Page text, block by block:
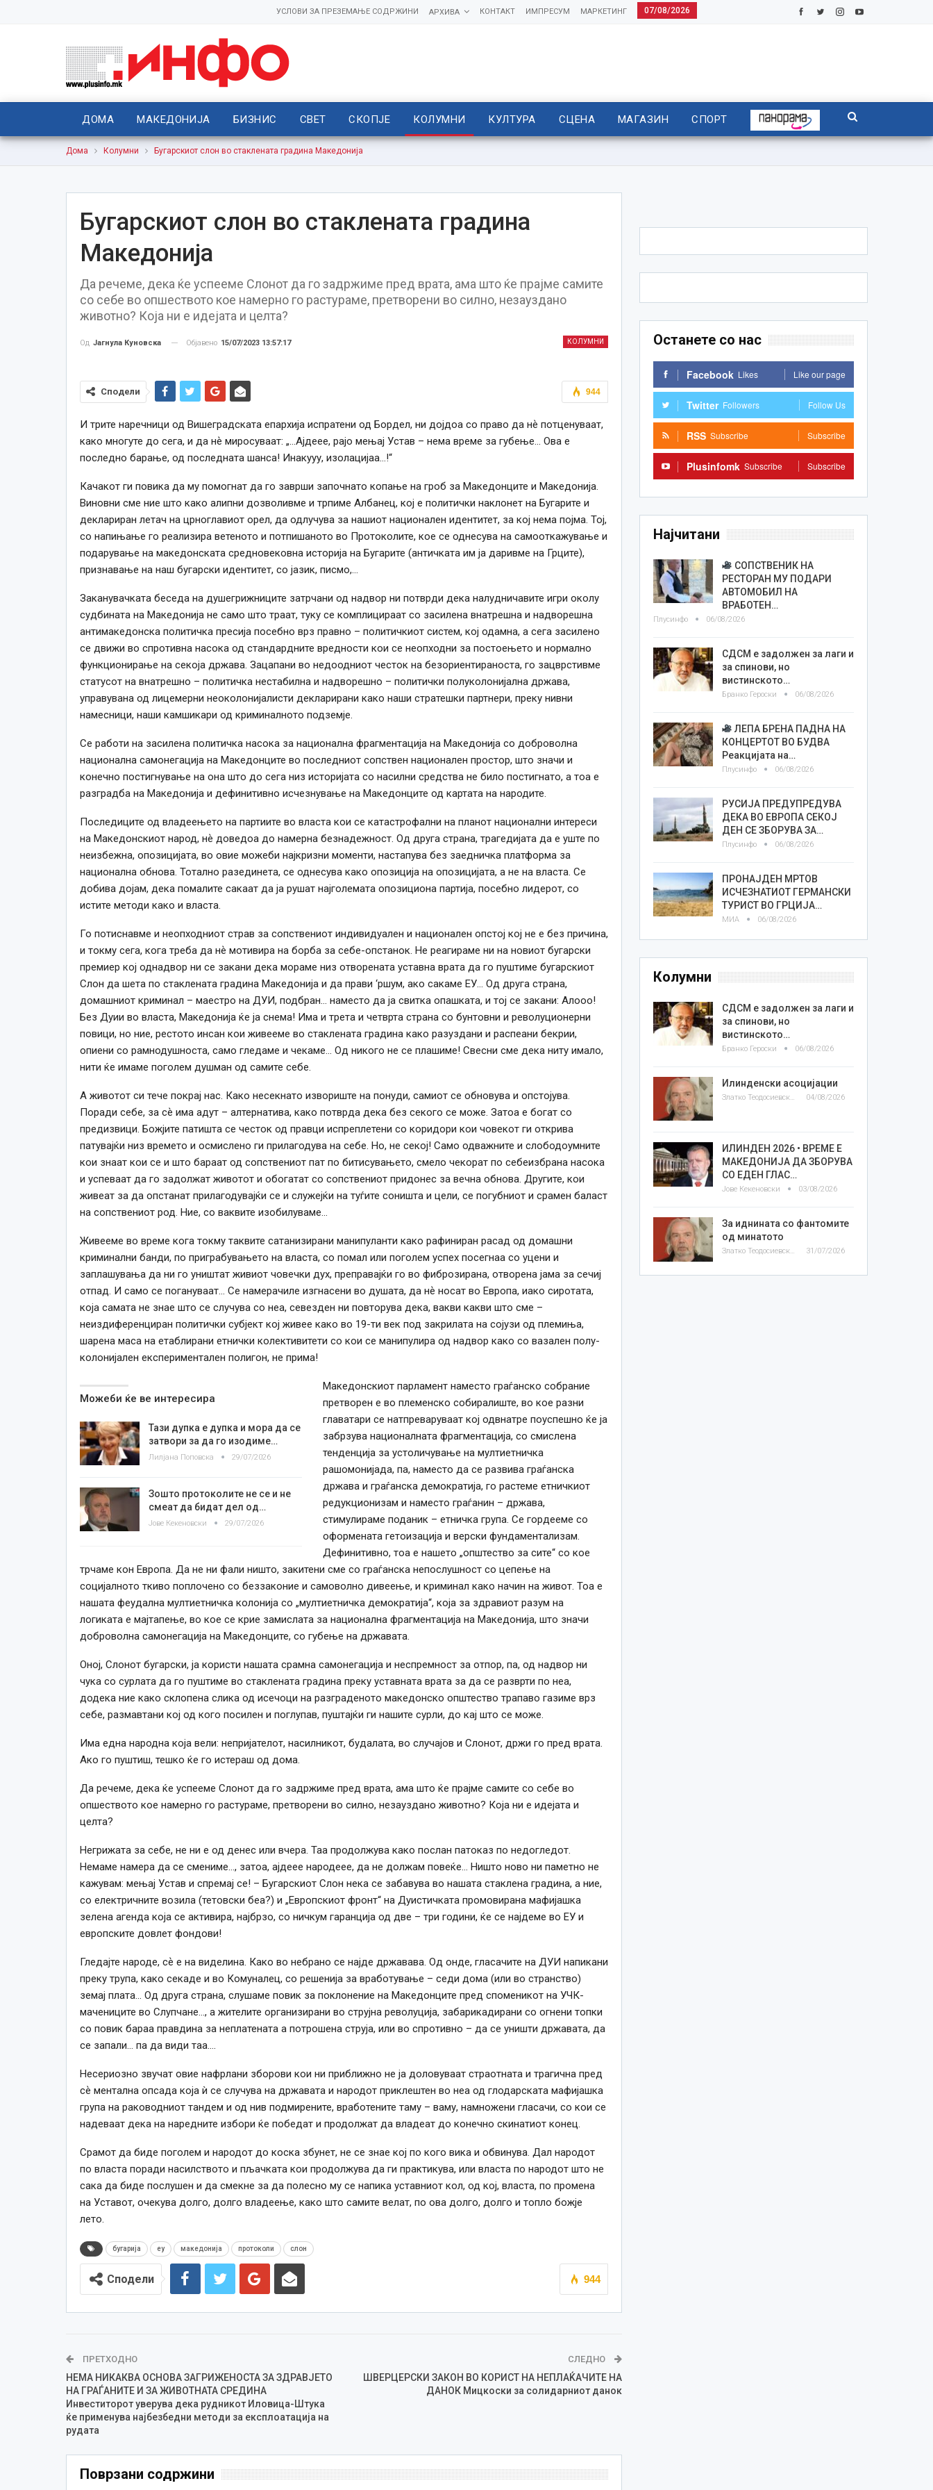
07/08/2026
МАРКЕТИНГ
ИМПРЕСУМ
КОНТАКТ
АРХИВА
УСЛОВИ ЗА ПРЕЗЕМАЊЕ СОДРЖИНИ
ДОМА МАКЕДОНИЈА БИЗНИС СВЕТ СКОПЈЕ КОЛУМНИ КУЛТУРА СЦЕНА МАГАЗИН СПОРТ
Дома Колумни Бугарскиот слон во стаклената градина Македонија
Бугарскиот слон во стаклената градина
Македонија
Да речеме, дека ќе успееме Слонот да го задржиме пред врата, ама што ќе прајме самите
со себе во опшеството кое намерно го растураме, претворени во силно, незауздано
животно? Која ни е идејата и целта?
КОЛУМНИ
Од Јагнула Куновска Објавено 15/07/2023 13:57:17
944
Сподели
И трите наречници од Вишеградската епархија испратени од Бордел, ни дојдоа со право да нѐ потценуваат,
како многуте до сега, и да нѐ миросуваат: „…Ајдеее, рајо мењај Устав – нема време за губење… Ова е
последно барање, од последната шанса! Инакууу, изолацијаа…!“
Качакот ги повика да му помогнат да го заврши започнато копање на гроб за Македонците и Македонија.
Виновни сме ние што како алипни дозволивме и трпиме Албанец, кој е политички наклонет на Бугарите и
деклариран летач на црноглавиот орел, да одлучува за нашиот национален идентитет, за кој нема појма. Тој,
со напињање го реализира ветеното и потпишаното во Протоколите, кое се однесува на самооткажување и
подарување на македонската средновековна историја на Бугарите (античката им ја даривме на Грците),
признавање на наш бугарски идентитет, со јазик, писмо,…
Заканувачката беседа на душегрижниците затрчани од надвор ни потврди дека налудничавите игри околу
судбината на Македонија не само што траат, туку се комплицираат со засилена внатрешна и надворешна
антимакедонска политичка пресија посебно врз правно – политичкиот систем, кој одамна, а сега засилено
се движи во спротивна насока од стандардните вредности кои се неопходни за постоењето и нормално
функционирање на секоја држава. Зацапани во недоодниот честок на безориентираноста, го зацврстивме
статусот на внатрешно – политичка нестабилна и надворешно – политички полуколонијална држава,
управувана од лицемерни неоколонијалисти декларирани како наши стратешки партнери, преку нивни
намесници, наши камшикари од криминалното подземје.
Се работи на засилена политичка насока за национална фрагментација на Македонија со доброволна
национална самонегација на Македонците во последниот сопствен национален простор, што значи и
конечно постигнување на она што до сега низ историјата со насилни средства не било постигнато, а тоа е
разградба на Македонија и дефинитивно исчезнување на Македонците од картата на народите.
Последиците од владеењето на партиите во власта кои се катастрофални на планот национални интереси
на Македонскиот народ, нѐ доведоа до намерна безнадежност. Од друга страна, трагедијата да е уште по
неизбежна, опозицијата, во овие можеби најкризни моменти, настапува без заедничка платформа за
национална обнова. Тотално разединета, се однесува како опозиција на опозицијата, а не на власта. Се
добива дојам, дека помалите сакаат да ја рушат најголемата опозициона партија, посебно лидерот, со
истите методи како и власта.
Го потиснавме и неопходниот страв за сопствениот индивидуален и национален опстој кој не е без причина,
и токму сега, кога треба да нѐ мотивира на борба за себе-опстанок. Не реагираме ни на новиот бугарски
премиер кој однадвор ни се закани дека мораме низ отворената уставна врата да го пуштиме бугарскиот
Слон да шета по стаклената градина Македонија и да прави ‘ршум, ако сакаме ЕУ… Од друга страна,
домашниот криминал – маестро на ДУИ, подбран… наместо да ја свитка опашката, и тој се закани: Алооо!
Без Дуии во власта, Македонија ќе ја снема! Има и трета и четврта страна со бунтовни и револуционерни
повици, но ние, рестото инсан кои живееме во стаклената градина како разуздани и распеани бекрии,
опиени со рамнодушноста, само гледаме и чекаме… Од никого не се плашиме! Свесни сме дека ниту имало,
нити ќе имаме поголем душман од самите себе.
А животот си тече покрај нас. Како несекнато извориште на понуди, самиот се обновува и опстојува.
Поради себе, за сѐ има адут – алтернатива, како потврда дека без секого се може. Затоа е богат со
предизвици. Божјите патишта се честок од правци испреплетени со коридори кои човекот ги открива
патувајќи низ времето и осмислено ги прилагодува на себе. Но, не секој! Само одважните и слободоумните
кои знаат кои се и што бараат од сопствениот пат по битисувањето, смело чекорат по себеизбрана насока
и успеваат да го задолжат животот и обогатат со сопствениот придонес за вечна обнова. Другите, кои
живеат за да опстанат прилагодувајќи се и служејќи на туѓите соништа и цели, се погубниот и срамен баласт
на сопствениот род. Ние, со ваквите изобилуваме…
Живееме во време кога токму таквите сатанизирани манипуланти како рафиниран расад од домашни
криминални банди, по приграбувањето на власта, со помал или поголем успех посегнаа со уцени и
заплашувања да ни го уништат живиот човечки дух, преправајќи го во фиброзирана, отворена јама за сечиј
отпад. И само се погануваат… Се намерачиле изгнасени во душата, да нѐ носат во Европа, иако сиротата,
која самата не знае што се случува со неа, севезден ни повторува дека, вакви какви што сме –
неиздиференциран политички субјект кој живее како во 19-ти век под закрилата на сојузи од племиња,
шарена маса на етаблирани етнички колективитети со кои се манипулира од надвор како со вазален полу-
колонијален експериментален полигон, не прима!
Можеби ќе ве интересира
Тази дупка е дупка и мора да се
затвори за да го изодиме…
Лилјана Поповска 29/07/2026
Зошто протоколите не се и не
смеат да бидат дел од…
Јове Кекеновски 29/07/2026
Македонскиот парламент наместо граѓанско собрание
претворен е во племенско собиралиште, во кое разни
главатари се натпреваруваат кој одвнатре поуспешно ќе ја
забрзува националната фрагментација, со смислена
тенденција за устоличување на мултиетничка
рашомонијада, па, наместо да се развива граѓанска
држава и граѓанска демократија, го растеме етничкиот
редукционизам и наместо граѓанин – држава,
стимулираме поданик – етничка група. Се гордееме со
оформената гетоизација и верски фундаментализам.
Дефинитивно, тоа е нашето „општество за сите“ со кое
трчаме кон Европа. Да не ни фали ништо, закитени сме со граѓанска непослушност со цепење на
социјалното ткиво поплочено со беззаконие и самоволно дивеење, и криминал како начин на живот. Тоа е
нашата феудална мултиетничка колонија со „мултиетничка демократија“, која за здравиот разум на
логиката е мајтапење, во кое се крие замислата за национална фрагментација на Македонија, што значи
доброволна самонегација на Македонците, со губење на државата.
Оној, Слонот бугарски, ја користи нашата срамна самонегација и неспремност за отпор, па, од надвор ни
чука со сурлата да го пуштиме во стаклената градина преку уставната врата за да се разврти по неа,
додека ние како склопена слика од исечоци на разграденото македонско општество трапаво газиме врз
себе, размавтани кој од кого посилен и поглупав, пуштајќи ги нашите сурли, до кај што се може.
Има една народна која вели: непријателот, насилникот, будалата, во случајов и Слонот, држи го пред врата.
Ако го пуштиш, тешко ќе го истераш од дома.
Да речеме, дека ќе успееме Слонот да го задржиме пред врата, ама што ќе прајме самите со себе во
опшеството кое намерно го растураме, претворени во силно, незауздано животно? Која ни е идејата и
целта?
Негрижата за себе, не ни е од денес или вчера. Таа продолжува како послан патоказ по недогледот.
Немаме намера да се смениме…, затоа, ајдеее народеее, да не должам повеќе… Ништо ново ни паметно не
кажувам: мењај Устав и спремај се! – Бугарскиот Слон нека се забавува во нашата стаклена градина, а ние,
со електричните возила (тетовски беа?) и „Европскиот фронт“ на Дуистичката промовирана мафијашка
зелена агенда која се активира, најбрзо, со ничкум гаранција од две – три години, ќе се најдеме во ЕУ и
европските довлет фондови!
Гледајте народе, сѐ е на виделина. Како во небрано се најде државава. Од онде, гласачите на ДУИ напикани
преку трупа, како секаде и во Комуналец, со решенија за вработување – седи дома (или во странство)
земај плата… Од друга страна, слушаме повик за поклонение на Македонците пред споменикот на УЧК-
мачениците во Слупчане…, а жителите организирани во струјна револуција, забарикадирани со огнени топки
со повик бараа правдина за неплатената а потрошена струја, или во спротивно – да се уништи државата, да
се запали… па да види таа.…
Несериозно звучат овие нафрлани зборови кои ни приближно не ја доловуваат страотната и трагична пред
сѐ ментална опсада која ѝ се случува на државата и народот приклештен во неа од глодарската мафијашка
група на раководниот тандем и од нив подмирените, вработените таму – ваму, намножени гласачи, со кои се
надеваат дека на наредните избори ќе победат и продолжат да владеат до конечно скинатиот конец.
Срамот да биде поголем и народот до коска збунет, не се знае кој по кого вика и обвинува. Дал народот
по власта поради насилството и пљачката кои продолжува да ги практикува, или власта по народот што не
сака да биде послушен и да смекне за да полесно му се напика уставниот кол, од кој, власта, по промена
на Уставот, очекува долго, долго владеење, како што самите велат, по ова долго, долго и топло божје
лето.
бугарија еу македонија протоколи слон
944
Сподели
ПРЕТХОДНО
НЕМА НИКАКВА ОСНОВА ЗАГРИЖЕНОСТА ЗА ЗДРАВЈЕТО
НА ГРАЃАНИТЕ И ЗА ЖИВОТНАТА СРЕДИНА
Инвеститорот уверува дека рудникот Иловица-Штука
ќе применува најбезбедни методи за експлоатација на
рудата
СЛЕДНО
ШВЕРЦЕРСКИ ЗАКОН ВО КОРИСТ НА НЕПЛАЌАЧИТЕ НА
ДАНОК Мицкоски за солидарниот данок
Поврзани содржини
Останете со нас
Facebook Likes Like our page
Twitter Followers Follow Us
RSS Subscribe Subscribe
Plusinfomk Subscribe Subscribe
Најчитани
СОПСТВЕНИК НА
РЕСТОРАН МУ ПОДАРИ
АВТОМОБИЛ НА
ВРАБОТЕН…
Плусинфо 06/08/2026
СДСМ е задолжен за лаги и
за спинови, но
вистинското…
Бранко Героски 06/08/2026
ЛЕПА БРЕНА ПАДНА НА
КОНЦЕРТОТ ВО БУДВА
Реакцијата на…
Плусинфо 06/08/2026
РУСИЈА ПРЕДУПРЕДУВА
ДЕКА ВО ЕВРОПА СЕКОЈ
ДЕН СЕ ЗБОРУВА ЗА…
Плусинфо 06/08/2026
ПРОНАЈДЕН МРТОВ
ИСЧЕЗНАТИОТ ГЕРМАНСКИ
ТУРИСТ ВО ГРЦИЈА…
МИА 06/08/2026
Колумни
СДСМ е задолжен за лаги и
за спинови, но
вистинското…
Бранко Героски 06/08/2026
Илинденски асоцијации
Златко Теодосиевски 04/08/2026
ИЛИНДЕН 2026 • ВРЕМЕ Е
МАКЕДОНИЈА ДА ЗБОРУВА
СО ЕДЕН ГЛАС…
Јове Кекеновски 03/08/2026
За иднината со фантомите
од минатото
Златко Теодосиевски 31/07/2026